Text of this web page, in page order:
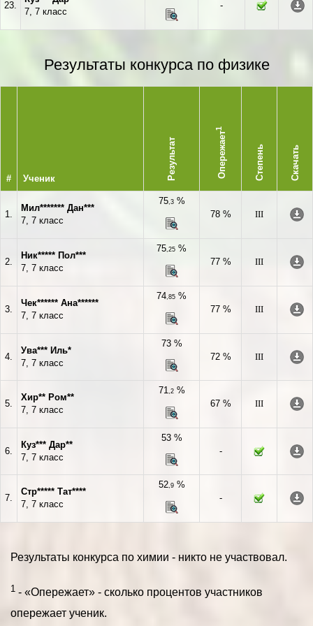
23.
7, 7 класс
-
Результаты конкурса по физике
# Ученик Результат Опережает
1
Степень Скачать
1.
Мил******* Дан***
7, 7 класс
75,3%
78 %
III
2.
Ник***** Пол***
7, 7 класс
75,25 %
77 %
III
3.
Чек****** Ана******
7, 7 класс
74,85 %
77 %
III
4.
Ува*** Иль*
7, 7 класс
73 %
72 %
III
5.
Хир** Ром**
7, 7 класс
71,2%
67 %
III
6.
Куз*** Дар**
7, 7 класс
53 %
-
7.
Стр***** Тат****
7, 7 класс
52,9%
-
Результаты конкурса по химии - никто не участвовал.
1 - «Опережает» - сколько процентов участников
опережает ученик.